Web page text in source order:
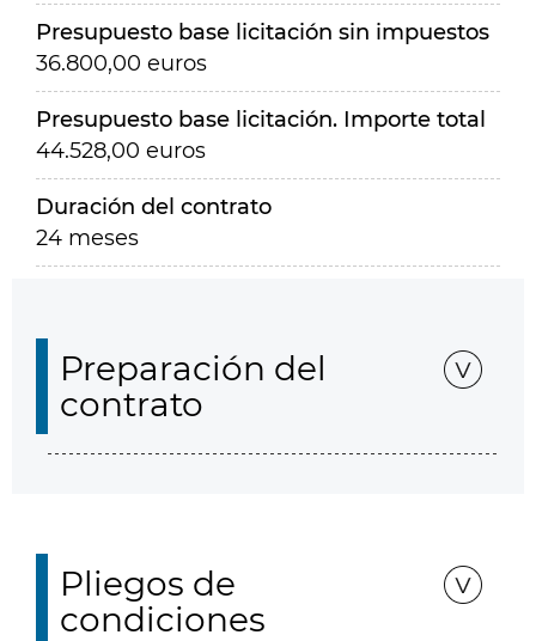
Presupuesto base licitación sin impuestos
36.800,00 euros
Presupuesto base licitación. Importe total
44.528,00 euros
Duración del contrato
24 meses
Preparación del
contrato
Pliegos de
condiciones